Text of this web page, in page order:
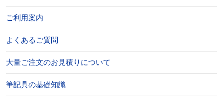
ご利用案内
よくあるご質問
大量ご注文のお見積りについて
筆記具の基礎知識